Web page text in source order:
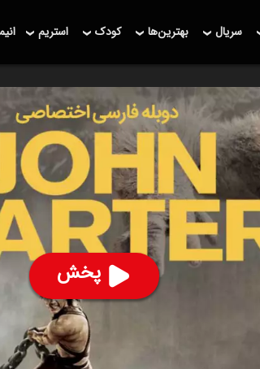
سریال بهترین‌ها کودک استریم
پخش